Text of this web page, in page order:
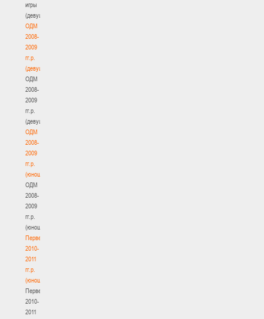
игры
(девушки)
ОДМ
2008-
2009
гг.р.
(девушки)
ОДМ
2008-
2009
гг.р.
(девушки)
ОДМ
2008-
2009
гг.р.
(юноши)
ОДМ
2008-
2009
гг.р.
(юноши)
Первенство
2010-
2011
гг.р.
(юноши)
Первенство
2010-
2011